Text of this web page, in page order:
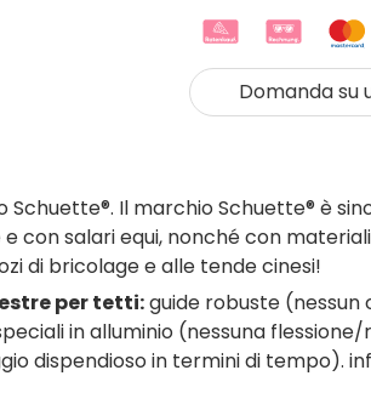
Domanda su
Il marchio Schuette® è
con salari equi, nonché con
di bricolage e alle tende cinesi!
per tetti:guide robuste
in alluminio (nessuna
dispendioso in termini di tempo).